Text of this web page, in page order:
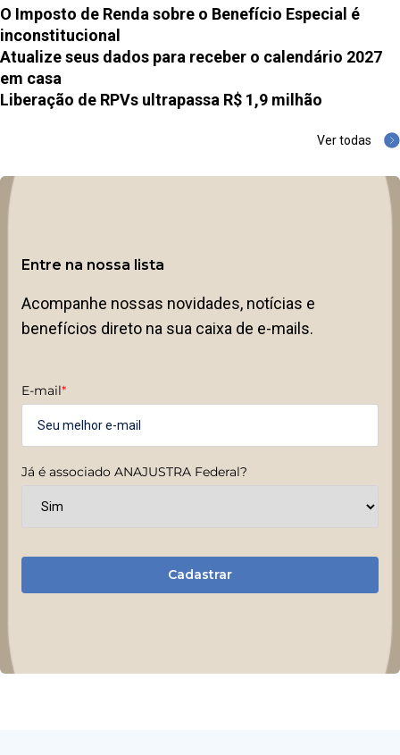
O Imposto de Renda sobre o Benefício Especial é
inconstitucional
Atualize seus dados para receber o calendário 2027
em casa
Liberação de RPVs ultrapassa R$ 1,9 milhão
Ver todas
Entre na nossa lista
Acompanhe nossas novidades, notícias e
benefícios direto na sua caixa de e-mails.
E-mail*
Já é associado ANAJUSTRA Federal?
Cadastrar